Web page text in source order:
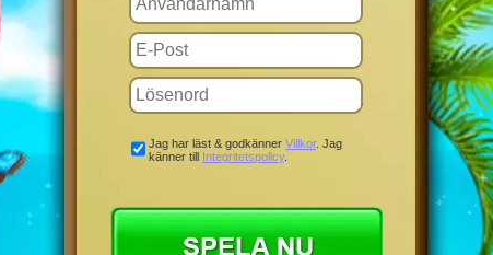
Jag har läst & godkänner Villkor. Jag
känner till Integritetspolicy.